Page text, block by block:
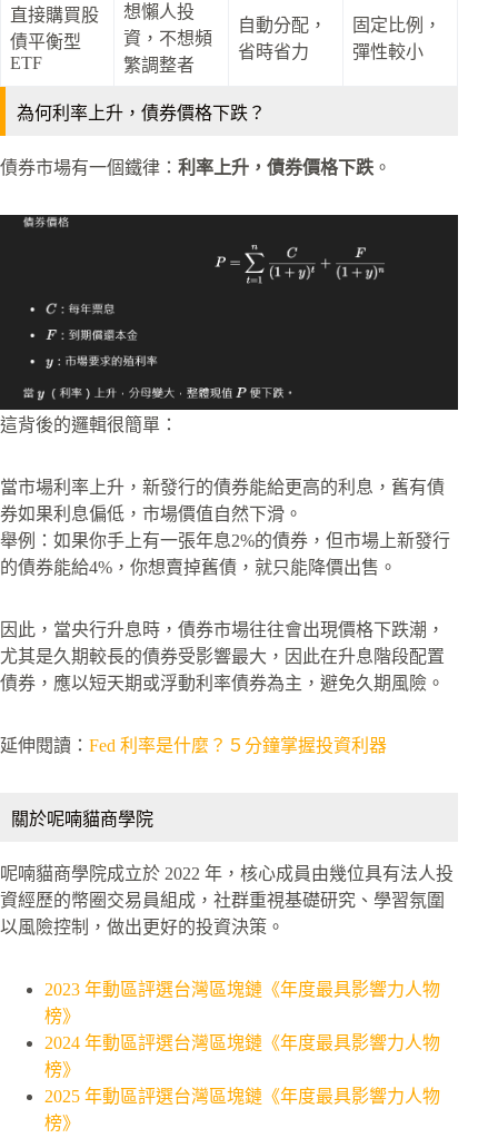
直接購買股
債平衡型
ETF
想懶人投
資，不想頻
繁調整者
自動分配，
省時省力
固定比例，
彈性較小
為何利率上升，債券價格下跌？
債券市場有一個鐵律： 利率上升，債券價格下跌 。
這背後的邏輯很簡單：
當市場利率上升，新發行的債券能給更高的利息，舊有債
券如果利息偏低，市場價值自然下滑。
舉例：如果你手上有一張年息2%的債券，但市場上新發行
的債券能給4%，你想賣掉舊債，就只能降價出售。
因此，當央行升息時，債券市場往往會出現價格下跌潮，
尤其是久期較長的債券受影響最大，因此在升息階段配置
債券，應以短天期或浮動利率債券為主，避免久期風險。
延伸閱讀： Fed 利率是什麼？５分鐘掌握投資利器
關於呢喃貓商學院
呢喃貓商學院成立於 2022 年，核心成員由幾位具有法人投
資經歷的幣圈交易員組成，社群重視基礎研究、學習氛圍
以風險控制，做出更好的投資決策。
2023 年動區評選台灣區塊鏈《年度最具影響力人物
榜》
2024 年動區評選台灣區塊鏈《年度最具影響力人物
榜》
2025 年動區評選台灣區塊鏈《年度最具影響力人物
榜》